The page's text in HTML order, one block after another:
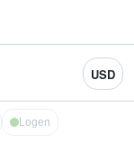
USD
Logen